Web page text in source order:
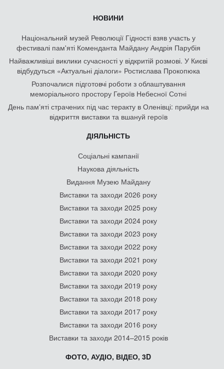
НОВИНИ
Національний музей Революції Гідності взяв участь у
фестивалі пам'яті Коменданта Майдану Андрія Парубія
Найважливіші виклики сучасності у відкритій розмові. У Києві
відбудуться «Актуальні діалоги» Ростислава Прокопюка
Розпочалися підготовчі роботи з облаштування
меморіального простору Героїв Небесної Сотні
День памʼяті страчених під час теракту в Оленівці: прийди на
відкриття виставки та вшануй героїв
ДІЯЛЬНІСТЬ
Соціальні кампанії
Наукова діяльність
Видання Музею Майдану
Виставки та заходи 2026 року
Виставки та заходи 2025 року
Виставки та заходи 2024 року
Виставки та заходи 2023 року
Виставки та заходи 2022 року
Виставки та заходи 2021 року
Виставки та заходи 2020 року
Виставки та заходи 2019 року
Виставки та заходи 2018 року
Виставки та заходи 2017 року
Виставки та заходи 2016 року
Виставки та заходи 2014–2015 років
ФОТО, АУДІО, ВІДЕО, 3D